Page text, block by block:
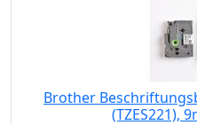
Brother
(TZES221),